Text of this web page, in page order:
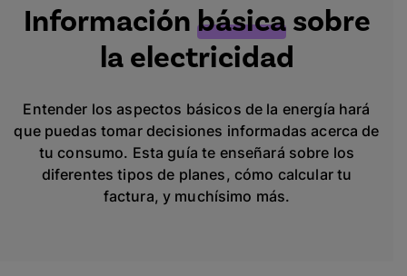
Informaciónbásicasobre
la electricidad
Entender los aspectos básicos de la energía hará
que puedas tomar decisiones informadas acerca de
tu consumo. Esta guía te enseñará sobre los
diferentes tipos de planes, cómo calcular tu
factura, y muchísimo más.